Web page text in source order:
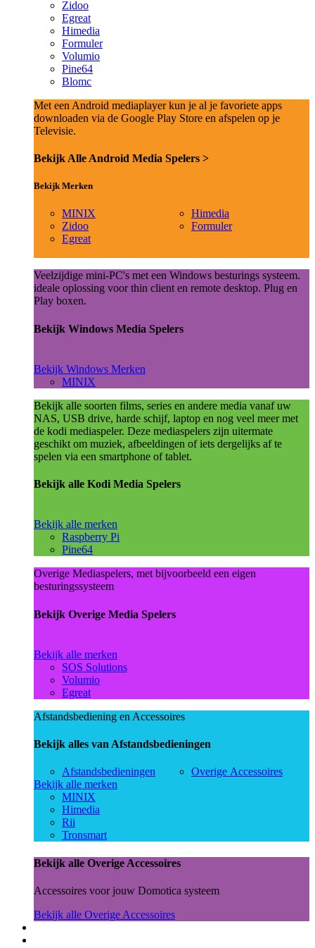
Zidoo
Egreat
Himedia
Formuler
Volumio
Pine64
Blomc
Met een Android mediaplayer kun je al je favoriete apps
downloaden via de Google Play Store en afspelen op je
Televisie.
Bekijk Alle Android Media Spelers >
Bekijk Merken
MINIX
Zidoo
Egreat
Himedia
Formuler
Veelzijdige mini-PC's met een Windows besturings systeem.
ideale oplossing voor thin client en remote desktop. Plug en
Play boxen.
Bekijk Windows Media Spelers
Bekijk Windows Merken
MINIX
Bekijk alle soorten films, series en andere media vanaf uw
NAS, USB drive, harde schijf, laptop en nog veel meer met
de kodi mediaspeler. Deze mediaspelers zijn uitermate
geschikt om muziek, afbeeldingen of iets dergelijks af te
spelen via een smartphone of tablet.
Bekijk alle Kodi Media Spelers
Bekijk alle merken
Raspberry Pi
Pine64
Overige Mediaspelers, met bijvoorbeeld een eigen
besturingssysteem
Bekijk Overige Media Spelers
Bekijk alle merken
SOS Solutions
Volumio
Egreat
Afstandsbediening en Accessoires
Bekijk alles van Afstandsbedieningen
Afstandsbedieningen
Overige Accessoires
Bekijk alle merken
MINIX
Himedia
Rii
Tronsmart
Bekijk alle Overige Accessoires
Accessoires voor jouw Domotica systeem
Bekijk alle Overige Accessoires